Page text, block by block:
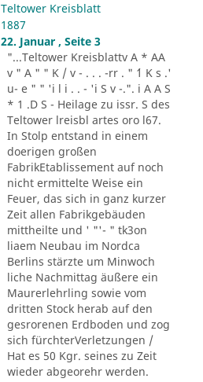
Teltower Kreisblatt
1887
22. Januar , Seite 3
"...Teltower Kreisblattv A * AA
v " A " " K / v - . . . -rr . " ´1 K s .'
u- e " " 'i l i . . - 'i S v -.". i A A S
* 1 .D S - Heilage zu issr. S des
Teltower lreisbl artes oro l67.
In Stolp entstand in einem
doerigen großen
FabrikEtablissement auf noch
nicht ermittelte Weise ein
Feuer, das sich in ganz kurzer
Zeit allen Fabrikgebäuden
mittheilte und ' "'- " tk3on
liaem Neubau im Nordca
Berlins stärzte um Minwoch
liche Nachmittag äußere ein
Maurerlehrling sowie vom
dritten Stock herab auf den
gesrorenen Erdboden und zog
sich fürchterVerletzungen /
Hat es 50 Kgr. seines zu Zeit
wieder abgeorehr werden.